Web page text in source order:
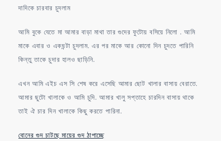
দাদিকে চারবার চুদলাম
আমি বুকে যেতে মা আমার বাড়া মাথা তার গুদের ফুটোয় বসিয়ে নিলো . আমি
মাকে এবার ও একঘন্টা চুদলাম. এর পর মাকে আর কোনো দিন চুদতে পারিনি
কিন্তু তাকে চুদার হালও ছাড়িনি.
এখন আমি এইচ এস সি শেষ করে এসেছি আমার ছোট খালার বাসায় বেরাতে.
আমার ছুটো খালাকে ও আমি চুদি. আমার খালু সপ্তাহে চারদিন বাসায় থাকে
তাই ঐ চার দিন খালাকে কিছু করতে পারিনা.
বোনের গুদ চাটছে মায়ের গুদ ঠাপাচ্ছে